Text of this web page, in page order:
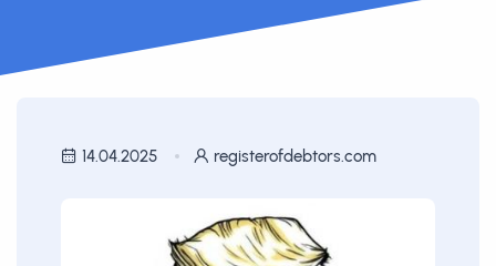
14.04.2025 registerofdebtors.com